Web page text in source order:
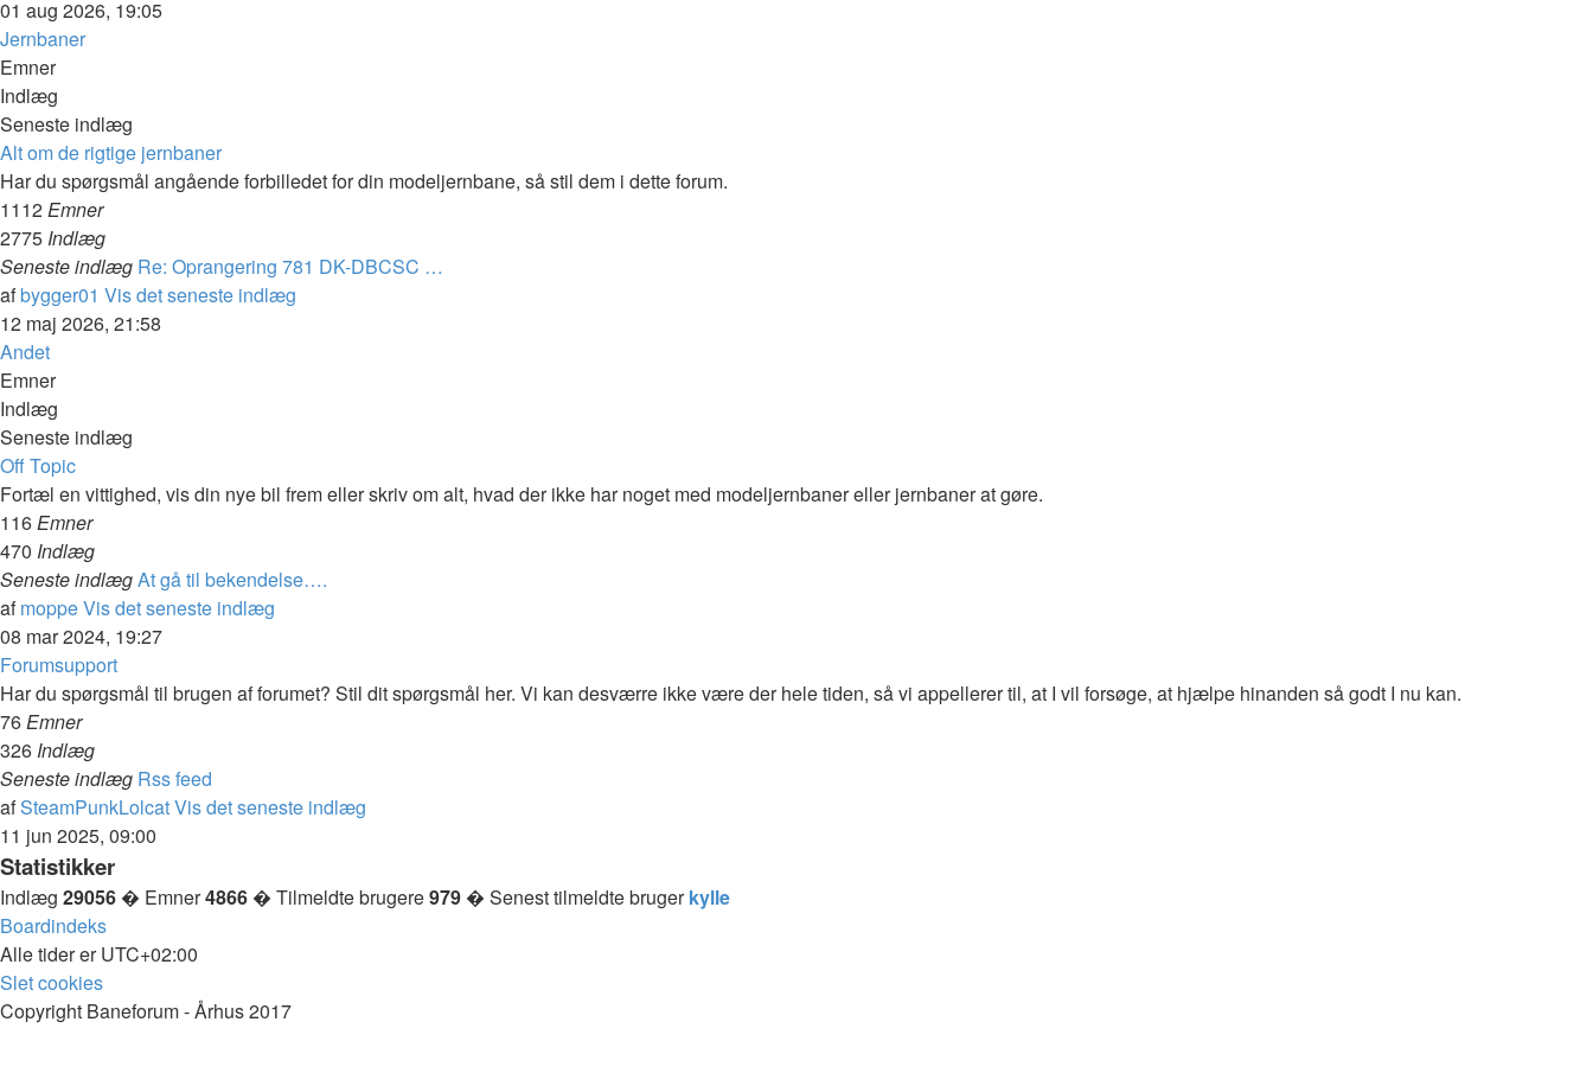
01 aug 2026, 19:05
Jernbaner
Emner
Indlæg
Seneste indlæg
Alt om de rigtige jernbaner
Har du spørgsmål angående forbilledet for din modeljernbane, så stil dem i dette forum.
1112Emner
2775 Indlæg
Seneste indlæg Re: Oprangering 781 DK-DBCSC …
afbygger01 Vis det seneste indlæg
12 maj 2026, 21:58
Andet
Emner
Indlæg
Seneste indlæg
Off Topic
Fortæl en vittighed, vis din nye bil frem eller skriv om alt, hvad der ikke har noget med modeljernbaner eller jernbaner at gøre.
116Emner
470 Indlæg
Seneste indlægAt gå til bekendelse….
afmoppeVis det seneste indlæg
08 mar 2024, 19:27
Forumsupport
Har du spørgsmål til brugen af forumet? Stil dit spørgsmål her. Vi kan desværre ikke være der hele tiden, så vi appellerer til, at I vil forsøge, at hjælpe hinanden så godt I nu kan.
76Emner
326 Indlæg
Seneste indlæg Rss feed
afSteamPunkLolcatVis det seneste indlæg
11 jun 2025, 09:00
Statistikker
Indlæg 29056 � Emner4866 � Tilmeldte brugere979 � Senest tilmeldte brugerkylle
Boardindeks
Alle tider erUTC+02:00
Slet cookies
Copyright Baneforum - Århus 2017